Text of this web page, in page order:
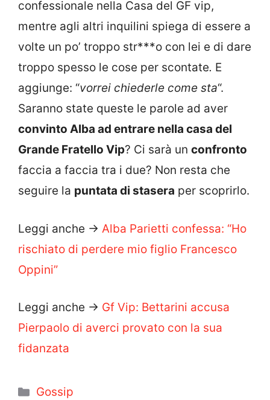
confessionale nella Casa del GF vip,
mentre agli altri inquilini spiega di essere a
volte un po’ troppo str***o con lei e di dare
troppo spesso le cose per scontate. E
aggiunge: “vorrei chiederle come sta“.
Saranno state queste le parole ad aver
convinto Alba ad entrare nella casa del
Grande Fratello Vip? Ci sarà un confronto
faccia a faccia tra i due? Non resta che
seguire la puntata di stasera per scoprirlo.
Leggi anche -> Alba Parietti confessa: “Ho
rischiato di perdere mio figlio Francesco
Oppini”
Leggi anche -> Gf Vip: Bettarini accusa
Pierpaolo di averci provato con la sua
fidanzata
Categorie
Gossip